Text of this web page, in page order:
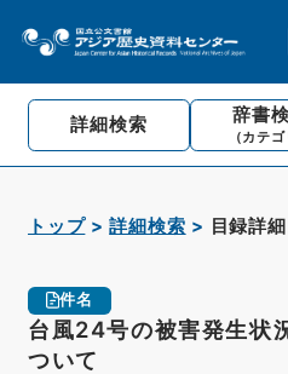
詳細検索 辞書
（カテゴ
トップ 詳細検索 目録詳細
件名
台風24号の被害発生状
ついて